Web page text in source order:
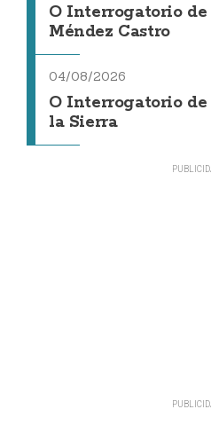
O Interrogatorio de
Méndez Castro
04/08/2026
O Interrogatorio de
la Sierra